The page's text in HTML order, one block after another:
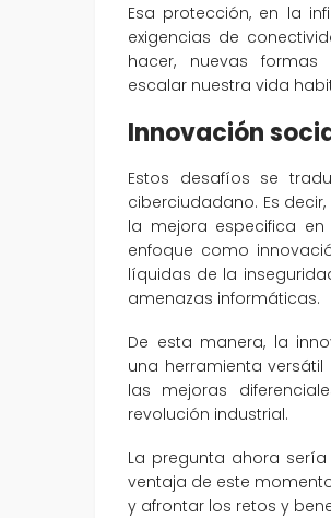
Esa protección, en la
exigencias de
hacer, nuevas
escalar nuestra vida
Innovación
Estos desafíos se
ciberciudadano. Es
la mejora especifica
enfoque como
líquidas de la
amenazas informáticas.
De esta manera, la
una herramienta
las mejoras
revolución industrial.
La pregunta ahora
ventaja de este
y afrontar los retos y